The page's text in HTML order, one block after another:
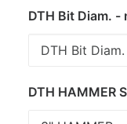
DTH Bit Diam. -
DTH HAMMER